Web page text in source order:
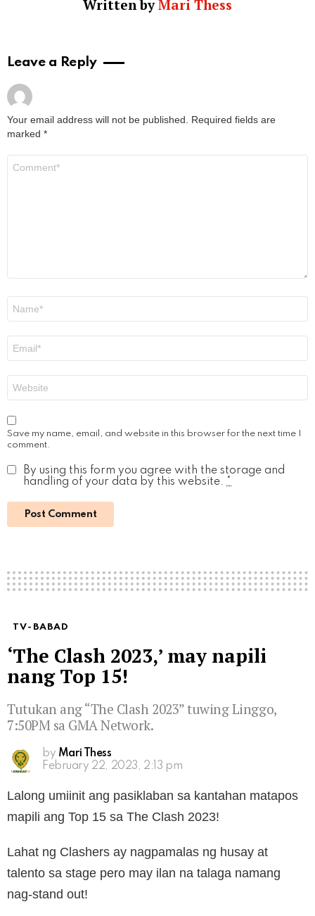
Written byMari Thess
Leave a Reply
Your email address will not be published.
Required fields are
marked *
Save my name, email, and website in this browser for the next time I
comment.
By using this form you agree with the storage and
handling of your data by this website. *
TV-BABAD
‘The Clash 2023,’ may napili
nang Top 15!
Tutukan ang “The Clash 2023” tuwing Linggo,
7:50PM sa GMA Network.
by Mari Thess
February 22, 2023, 2:13 pm
Lalong umiinit ang pasiklaban sa kantahan matapos
mapili ang Top 15 sa The Clash 2023!
Lahat ng Clashers ay nagpamalas ng husay at
talento sa stage pero may ilan na talaga namang
nag-stand out!